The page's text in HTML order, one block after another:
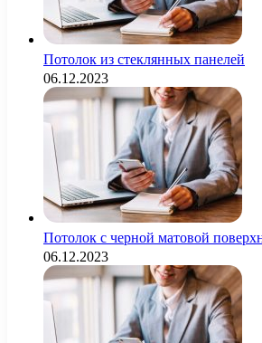
Потолок из стеклянных панелей
06.12.2023
Потолок с черной матовой
06.12.2023